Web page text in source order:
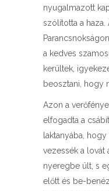
nyugalmazott
szólította a
a kedves
kerültek,
beosztani, hogy
Azon a
elfogadta a
laktanyába,
vezessék a lovát
nyeregbe ült, s
előtt és be-